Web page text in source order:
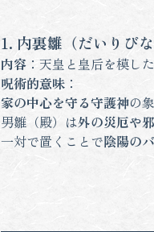
1. 内裏雛（だいりびな
内容 ：天皇と皇后を模し
呪術的意味 ：
家の中心を守る守護神の
男雛（殿）は外の災厄や
一対で置くことで陰陽の